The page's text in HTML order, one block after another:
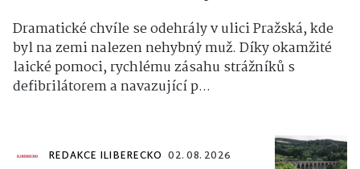
Dramatické chvíle se odehrály v ulici Pražská, kde
byl na zemi nalezen nehybný muž. Díky okamžité
laické pomoci, rychlému zásahu strážníků s
defibrilátorem a navazující p...
REDAKCE ILIBERECKO 02. 08. 2026